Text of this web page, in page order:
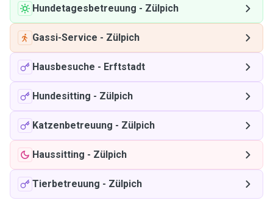
Hundetagesbetreuung - Zülpich
Gassi-Service - Zülpich
Hausbesuche - Erftstadt
Hundesitting - Zülpich
Katzenbetreuung - Zülpich
Haussitting - Zülpich
Tierbetreuung - Zülpich